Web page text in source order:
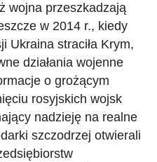
wojna przeszkadzają
w 2014 r., kiedy
Ukraina straciła Krym,
działania wojenne
o grożącym
rosyjskich wojsk
nadzieję na realne
szczodrzej otwierali